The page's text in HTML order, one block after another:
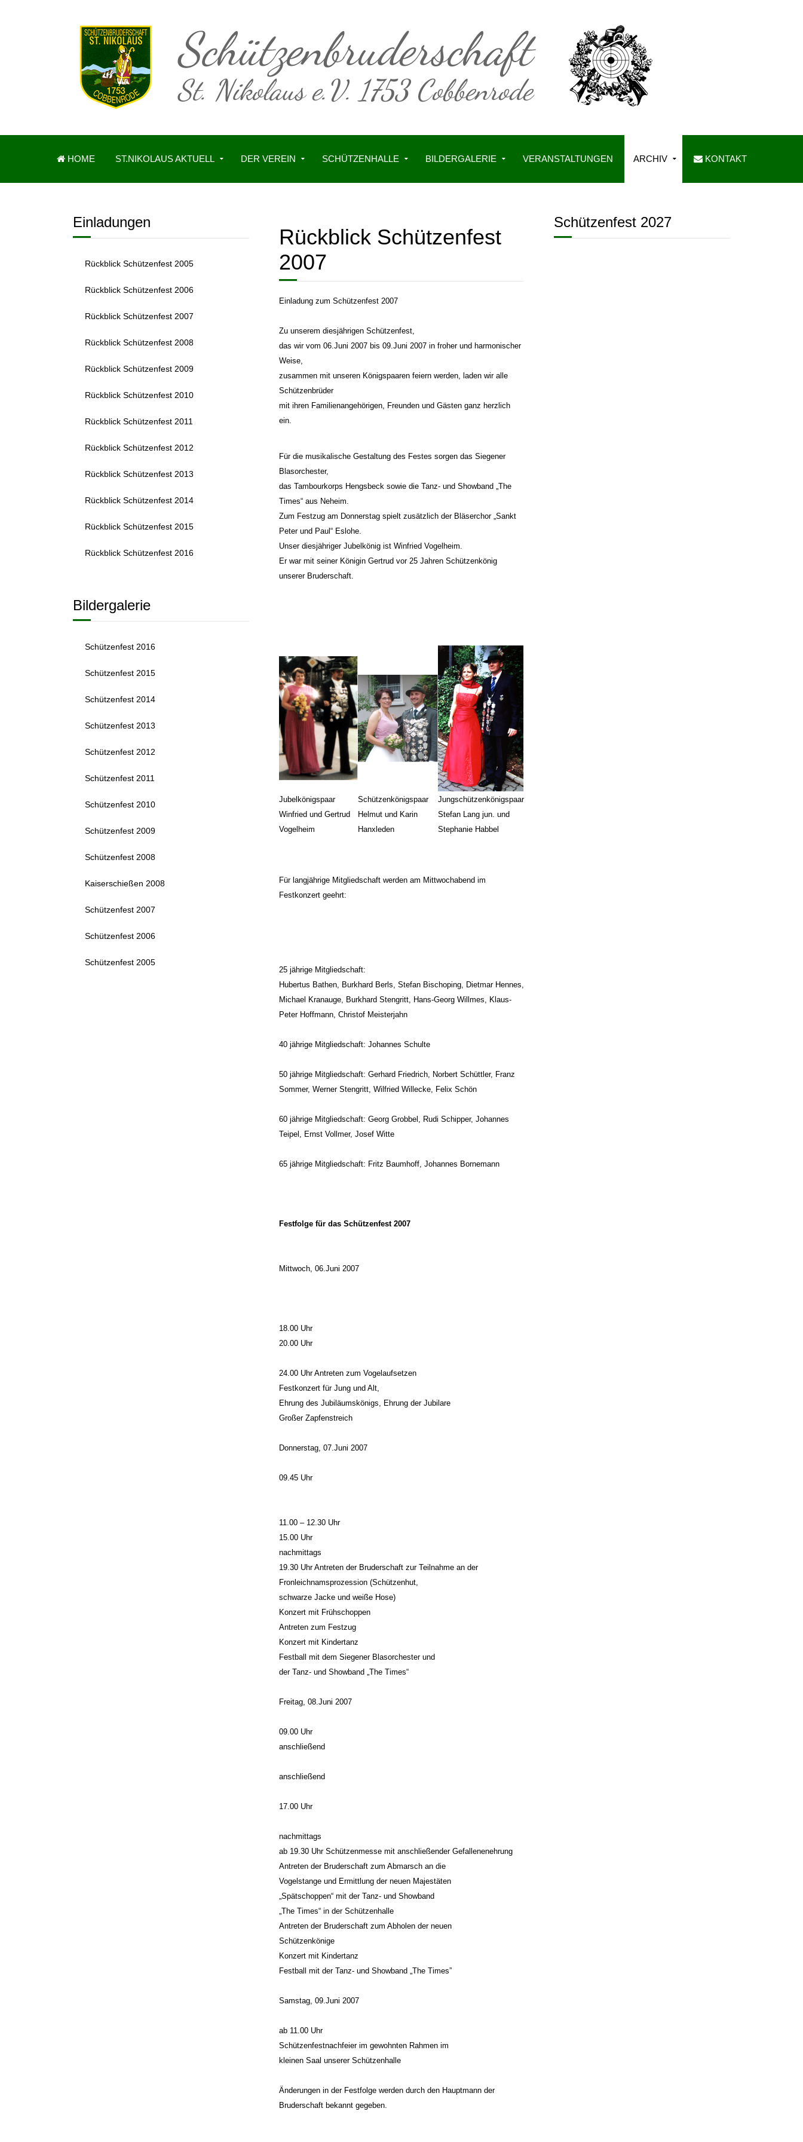
HOME ST.NIKOLAUS AKTUELL DER VEREIN SCHÜTZENHALLE BILDERGALERIE VERANSTALTUNGEN ARCHIV KONTAKT
Rückblick Schützenfest
2007
Einladung zum Schützenfest 2007
Zu unserem diesjährigen Schützenfest,
das wir vom 06.Juni 2007 bis 09.Juni 2007 in froher und harmonischer
Weise,
zusammen mit unseren Königspaaren feiern werden, laden wir alle
Schützenbrüder
mit ihren Familienangehörigen, Freunden und Gästen ganz herzlich
ein.
Für die musikalische Gestaltung des Festes sorgen das Siegener
Blasorchester,
das Tambourkorps Hengsbeck sowie die Tanz- und Showband „The
Times“ aus Neheim.
Zum Festzug am Donnerstag spielt zusätzlich der Bläserchor „Sankt
Peter und Paul“ Eslohe.
Unser diesjähriger Jubelkönig ist Winfried Vogelheim.
Er war mit seiner Königin Gertrud vor 25 Jahren Schützenkönig
unserer Bruderschaft.
Jubelkönigspaar
Winfried und Gertrud
Vogelheim
Schützenkönigspaar
Helmut und Karin
Hanxleden
Jungschützenkönigspaar
Stefan Lang jun. und
Stephanie Habbel
Für langjährige Mitgliedschaft werden am Mittwochabend im
Festkonzert geehrt:
25 jährige Mitgliedschaft:
Hubertus Bathen, Burkhard Berls, Stefan Bischoping, Dietmar Hennes,
Michael Kranauge, Burkhard Stengritt, Hans-Georg Willmes, Klaus-
Peter Hoffmann, Christof Meisterjahn
40 jährige Mitgliedschaft: Johannes Schulte
50 jährige Mitgliedschaft: Gerhard Friedrich, Norbert Schüttler, Franz
Sommer, Werner Stengritt, Wilfried Willecke, Felix Schön
60 jährige Mitgliedschaft: Georg Grobbel, Rudi Schipper, Johannes
Teipel, Ernst Vollmer, Josef Witte
65 jährige Mitgliedschaft: Fritz Baumhoff, Johannes Bornemann
Festfolge für das Schützenfest 2007
Mittwoch, 06.Juni 2007
18.00 Uhr
20.00 Uhr
24.00 Uhr Antreten zum Vogelaufsetzen
Festkonzert für Jung und Alt,
Ehrung des Jubiläumskönigs, Ehrung der Jubilare
Großer Zapfenstreich
Donnerstag, 07.Juni 2007
09.45 Uhr
11.00 – 12.30 Uhr
15.00 Uhr
nachmittags
19.30 Uhr Antreten der Bruderschaft zur Teilnahme an der
Fronleichnamsprozession (Schützenhut,
schwarze Jacke und weiße Hose)
Konzert mit Frühschoppen
Antreten zum Festzug
Konzert mit Kindertanz
Festball mit dem Siegener Blasorchester und
der Tanz- und Showband „The Times“
Freitag, 08.Juni 2007
09.00 Uhr
anschließend
anschließend
17.00 Uhr
nachmittags
ab 19.30 Uhr Schützenmesse mit anschließender Gefallenenehrung
Antreten der Bruderschaft zum Abmarsch an die
Vogelstange und Ermittlung der neuen Majestäten
„Spätschoppen“ mit der Tanz- und Showband
„The Times“ in der Schützenhalle
Antreten der Bruderschaft zum Abholen der neuen
Schützenkönige
Konzert mit Kindertanz
Festball mit der Tanz- und Showband „The Times”
Samstag, 09.Juni 2007
ab 11.00 Uhr
Schützenfestnachfeier im gewohnten Rahmen im
kleinen Saal unserer Schützenhalle
Änderungen in der Festfolge werden durch den Hauptmann der
Bruderschaft bekannt gegeben.
Einladungen
Rückblick Schützenfest 2005
Rückblick Schützenfest 2006
Rückblick Schützenfest 2007
Rückblick Schützenfest 2008
Rückblick Schützenfest 2009
Rückblick Schützenfest 2010
Rückblick Schützenfest 2011
Rückblick Schützenfest 2012
Rückblick Schützenfest 2013
Rückblick Schützenfest 2014
Rückblick Schützenfest 2015
Rückblick Schützenfest 2016
Bildergalerie
Schützenfest 2016
Schützenfest 2015
Schützenfest 2014
Schützenfest 2013
Schützenfest 2012
Schützenfest 2011
Schützenfest 2010
Schützenfest 2009
Schützenfest 2008
Kaiserschießen 2008
Schützenfest 2007
Schützenfest 2006
Schützenfest 2005
Schützenfest 2027